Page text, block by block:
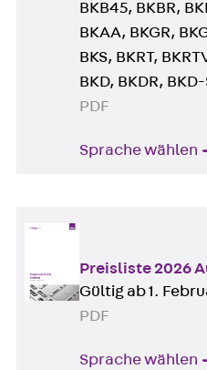
BKB45, BKBR,
BKAA, BKGR,
BKS, BKRT,
BKD, BKDR,
PDF
Sprache wählen
Preisliste 2026
Gültig ab 1.
PDF
Sprache wählen